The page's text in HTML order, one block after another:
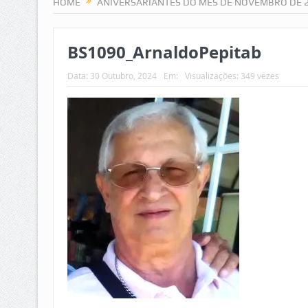
BS1090_ArnaldoPepitab
Data: 30 Outubro, 2024 Em: Visualizações: 349 vezes